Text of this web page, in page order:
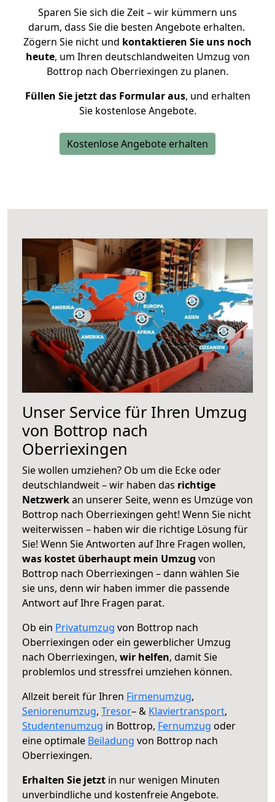
Sparen Sie sich die Zeit – wir kümmern uns
darum, dass Sie die besten Angebote erhalten.
Zögern Sie nicht und kontaktieren Sie uns noch
heute, um Ihren deutschlandweiten Umzug von
Bottrop nach Oberriexingen zu planen.
Füllen Sie jetzt das Formular aus, und erhalten
Sie kostenlose Angebote.
Kostenlose Angebote erhalten
Unser Service für Ihren Umzug
von Bottrop nach
Oberriexingen
Sie wollen umziehen? Ob um die Ecke oder
deutschlandweit – wir haben das richtige
Netzwerkan unserer Seite, wenn es Umzüge von
Bottrop nach Oberriexingen geht! Wenn Sie nicht
weiterwissen – haben wir die richtige Lösung für
Sie! Wenn Sie Antworten auf Ihre Fragen wollen,
was kostet überhaupt mein Umzug von
Bottrop nach Oberriexingen – dann wählen Sie
sie uns, denn wir haben immer die passende
Antwort auf Ihre Fragen parat.
Ob ein Privatumzug von Bottrop nach
Oberriexingen oder ein gewerblicher Umzug
nach Oberriexingen, wir helfen, damit Sie
problemlos und stressfrei umziehen können.
Allzeit bereit für Ihren Firmenumzug,
Seniorenumzug, Tresor– & Klaviertransport,
Studentenumzug in Bottrop, Fernumzug oder
eine optimale Beiladung von Bottrop nach
Oberriexingen.
Erhalten Sie jetzt in nur wenigen Minuten
unverbindliche und kostenfreie Angebote.